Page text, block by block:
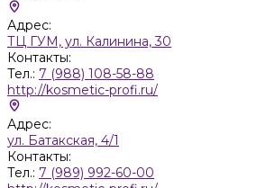
Адрес:
ТЦ ГУМ, ул. Калинина, 30
Контакты:
Тел.: 7 (988) 108-58-88
http://kosmetic-profi.ru/
Адрес:
ул. Батакская, 4/1
Контакты:
Тел.: 7 (989) 992-60-00